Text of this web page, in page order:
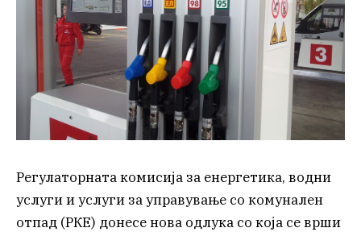
Регулаторната комисија за енергетика, водни
услуги и услуги за управување со комунален
отпад (РКЕ) донесе нова одлука со која се врши